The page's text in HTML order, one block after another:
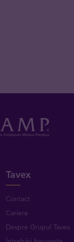
Tavex
Contact
Cariere
Despre Grupul Tavex